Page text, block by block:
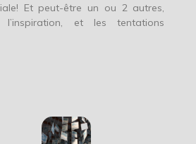
Et peut-être un ou 2 autres,
et les tentations